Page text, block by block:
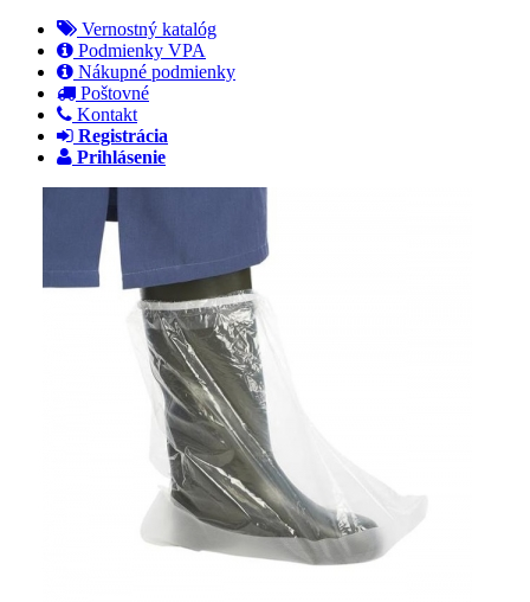
Vernostný katalóg
Podmienky VPA
Nákupné podmienky
Poštovné
Kontakt
Registrácia
Prihlásenie